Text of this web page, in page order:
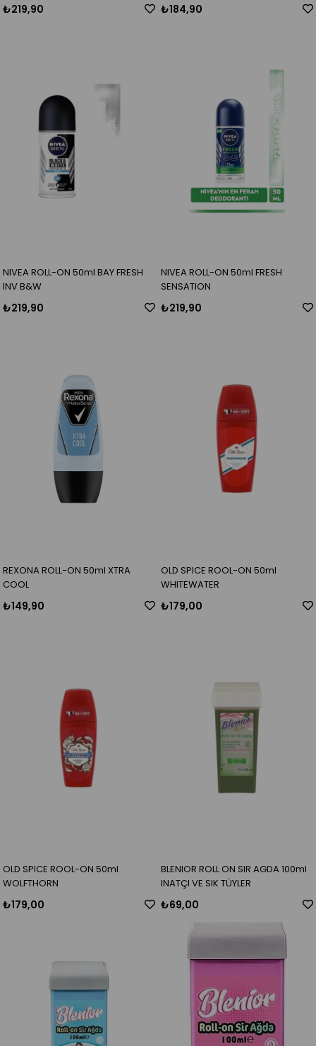
₺219,90 ₺184,90
NIVEA ROLL-ON 50ml BAY FRESH
INV B&W
₺219,90
NIVEA ROLL-ON 50ml FRESH
SENSATION
₺219,90
REXONA ROLL-ON 50ml XTRA
COOL
₺149,90
OLD SPICE ROOL-ON 50ml
WHITEWATER
₺179,00
OLD SPICE ROOL-ON 50ml
WOLFTHORN
₺179,00
BLENIOR ROLL ON SIR AGDA 100ml
INATÇI VE SIK TÜYLER
₺69,00